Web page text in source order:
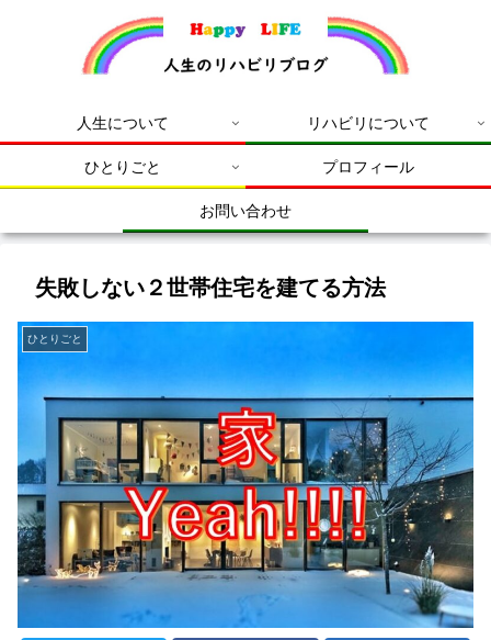
人生について リハビリについて
ひとりごと プロフィール
お問い合わせ
失敗しない２世帯住宅を建てる方法
ひとりごと